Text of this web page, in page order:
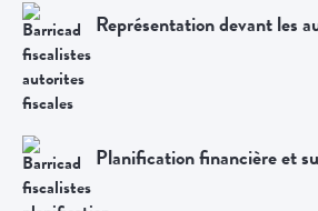
Représentation devant les
Planification financière et